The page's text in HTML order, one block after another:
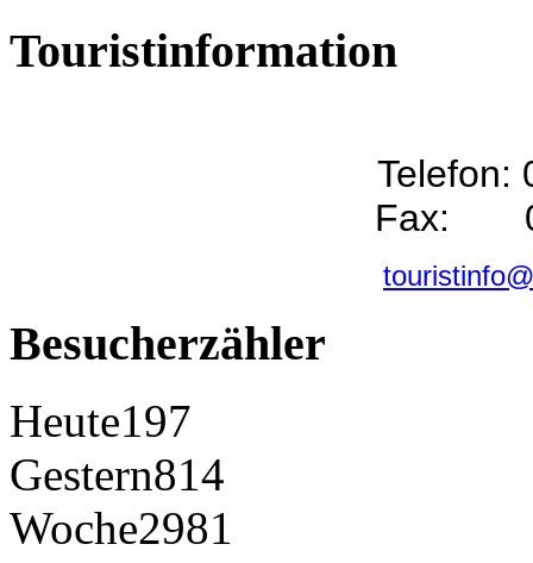
Touristinformation
Telefon:
Fax:
Besucherzähler
Heute197
Gestern814
Woche2981